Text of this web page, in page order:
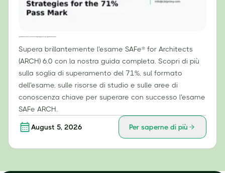
Supera brillantemente l'esame SAFe® for Architects
(ARCH) 6.0 con la nostra guida completa. Scopri di più
sulla soglia di superamento del 71%, sul formato
dell'esame, sulle risorse di studio e sulle aree di
conoscenza chiave per superare con successo l'esame
SAFe ARCH.
August 5, 2026 Per saperne di più